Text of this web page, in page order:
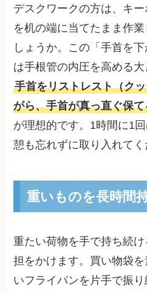
デスクワークの方は、キ
を机の端に当てたまま作
しょうか。この「手首を下
は手根管の内圧を高める大
手首をリストレスト（ク
がら、手首が真っ直ぐ保
が理想的です。1時間に1
憩も忘れずに取り入れてく
重いものを長時間
重たい荷物を手で持ち続
担をかけます。買い物袋
いフライパンを片手で振